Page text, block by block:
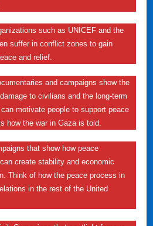
such as UNICEF and the
suffer in conflict zones to gain
and relief.
and campaigns show the
to civilians and the long-term
motivate people to support peace
how the war in Gaza is told.
that show how peace
create stability and economic
Think of how the peace process in
in the rest of the United